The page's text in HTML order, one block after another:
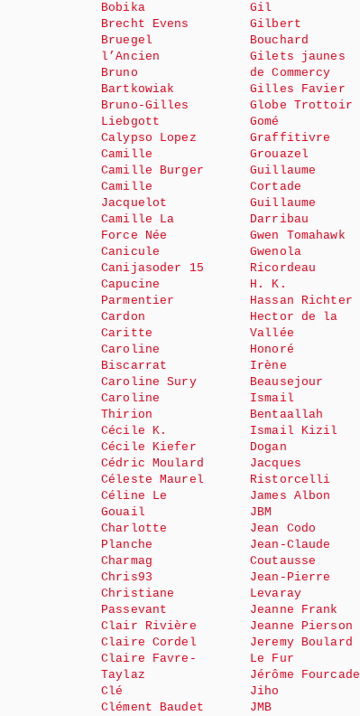
Bobika
Brecht Evens
Bruegel
l’Ancien
Bruno
Bartkowiak
Bruno-Gilles
Liebgott
Calypso Lopez
Camille
Camille Burger
Camille
Jacquelot
Camille La
Force Née
Canicule
Canijasoder 15
Capucine
Parmentier
Cardon
Caritte
Caroline
Biscarrat
Caroline Sury
Caroline
Thirion
Cécile K.
Cécile Kiefer
Cédric Moulard
Céleste Maurel
Céline Le
Gouail
Charlotte
Planche
Charmag
Chris93
Christiane
Passevant
Clair Rivière
Claire Cordel
Claire Favre-
Taylaz
Clé
Clément Baudet
Gil
Gilbert
Bouchard
Gilets jaunes
de Commercy
Gilles Favier
Globe Trottoir
Gomé
Graffitivre
Grouazel
Guillaume
Cortade
Guillaume
Darribau
Gwen Tomahawk
Gwenola
Ricordeau
H. K.
Hassan Richter
Hector de la
Vallée
Honoré
Irène
Beausejour
Ismail
Bentaallah
Ismail Kizil
Dogan
Jacques
Ristorcelli
James Albon
JBM
Jean Codo
Jean-Claude
Coutausse
Jean-Pierre
Levaray
Jeanne Frank
Jeanne Pierson
Jeremy Boulard
Le Fur
Jérôme Fourcade
Jiho
JMB